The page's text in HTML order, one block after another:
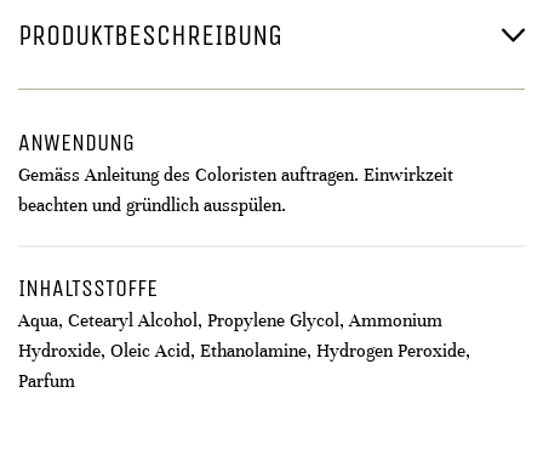
PRODUKTBESCHREIBUNG
ANWENDUNG
Gemäss Anleitung des Coloristen auftragen. Einwirkzeit
beachten und gründlich ausspülen.
INHALTSSTOFFE
Aqua, Cetearyl Alcohol, Propylene Glycol, Ammonium
Hydroxide, Oleic Acid, Ethanolamine, Hydrogen Peroxide,
Parfum